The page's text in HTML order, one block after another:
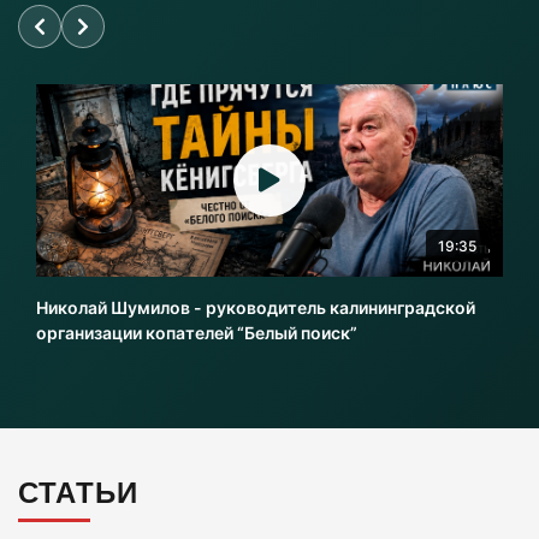
женщины. Следком проводит проверку.
В центре Зеленоградска уже неделю
красуется фекальная лужа
06-08-2026
Калининградцы жалуются на автобус № 9
06-08-2026
19:35
Николай Шумилов - руководитель калининградской
организации копателей “Белый поиск”
СТАТЬИ